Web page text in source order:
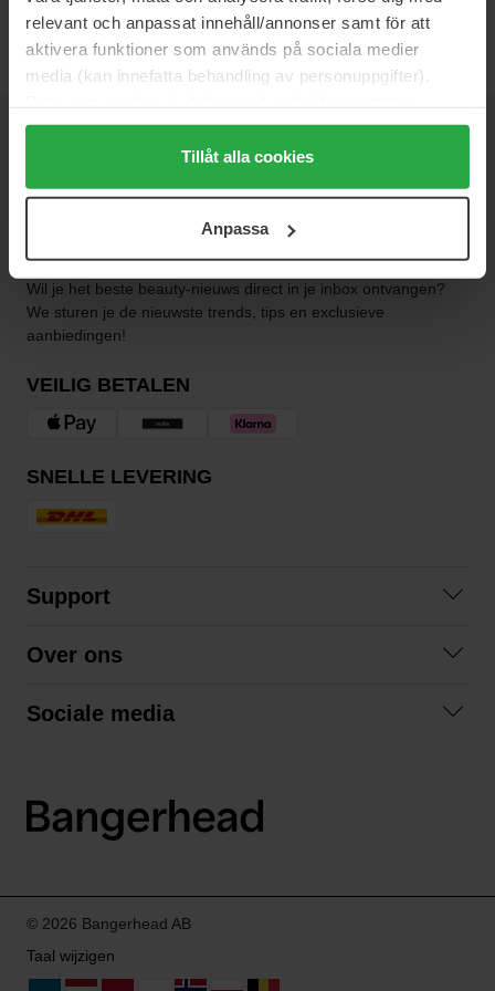
relevant och anpassat innehåll/annonser samt för att
aktivera funktioner som används på sociala medier
media (kan innefatta behandling av personuppgifter).
Genom att trycka på "Tillåt alla cookies" accepterar du
alla cookies, medan du under "Detaljer" kan anpassa
användningen av cookies. Du kan när som helst återkalla
samt vår Integritetspolicy.
Tillåt alla cookies
Anpassa
transparant.
WEES ALS EERSTE OP DE HOOGTE
Wil je het beste beauty-nieuws direct in je inbox ontvangen?
We sturen je de nieuwste trends, tips en exclusieve
aanbiedingen!
VEILIG BETALEN
SNELLE LEVERING
Support
Retourneren
Over ons
Sociale media
LinkedIn
© 2026 Bangerhead AB
Taal wijzigen